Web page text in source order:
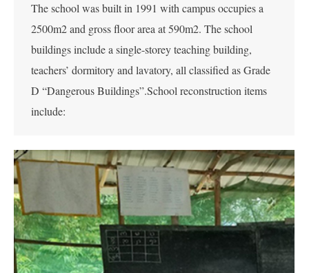
The school was built in 1991 with campus occupies a
2500m2 and gross floor area at 590m2. The school
buildings include a single-storey teaching building,
teachers’ dormitory and lavatory, all classified as Grade
D “Dangerous Buildings”.School reconstruction items
include: